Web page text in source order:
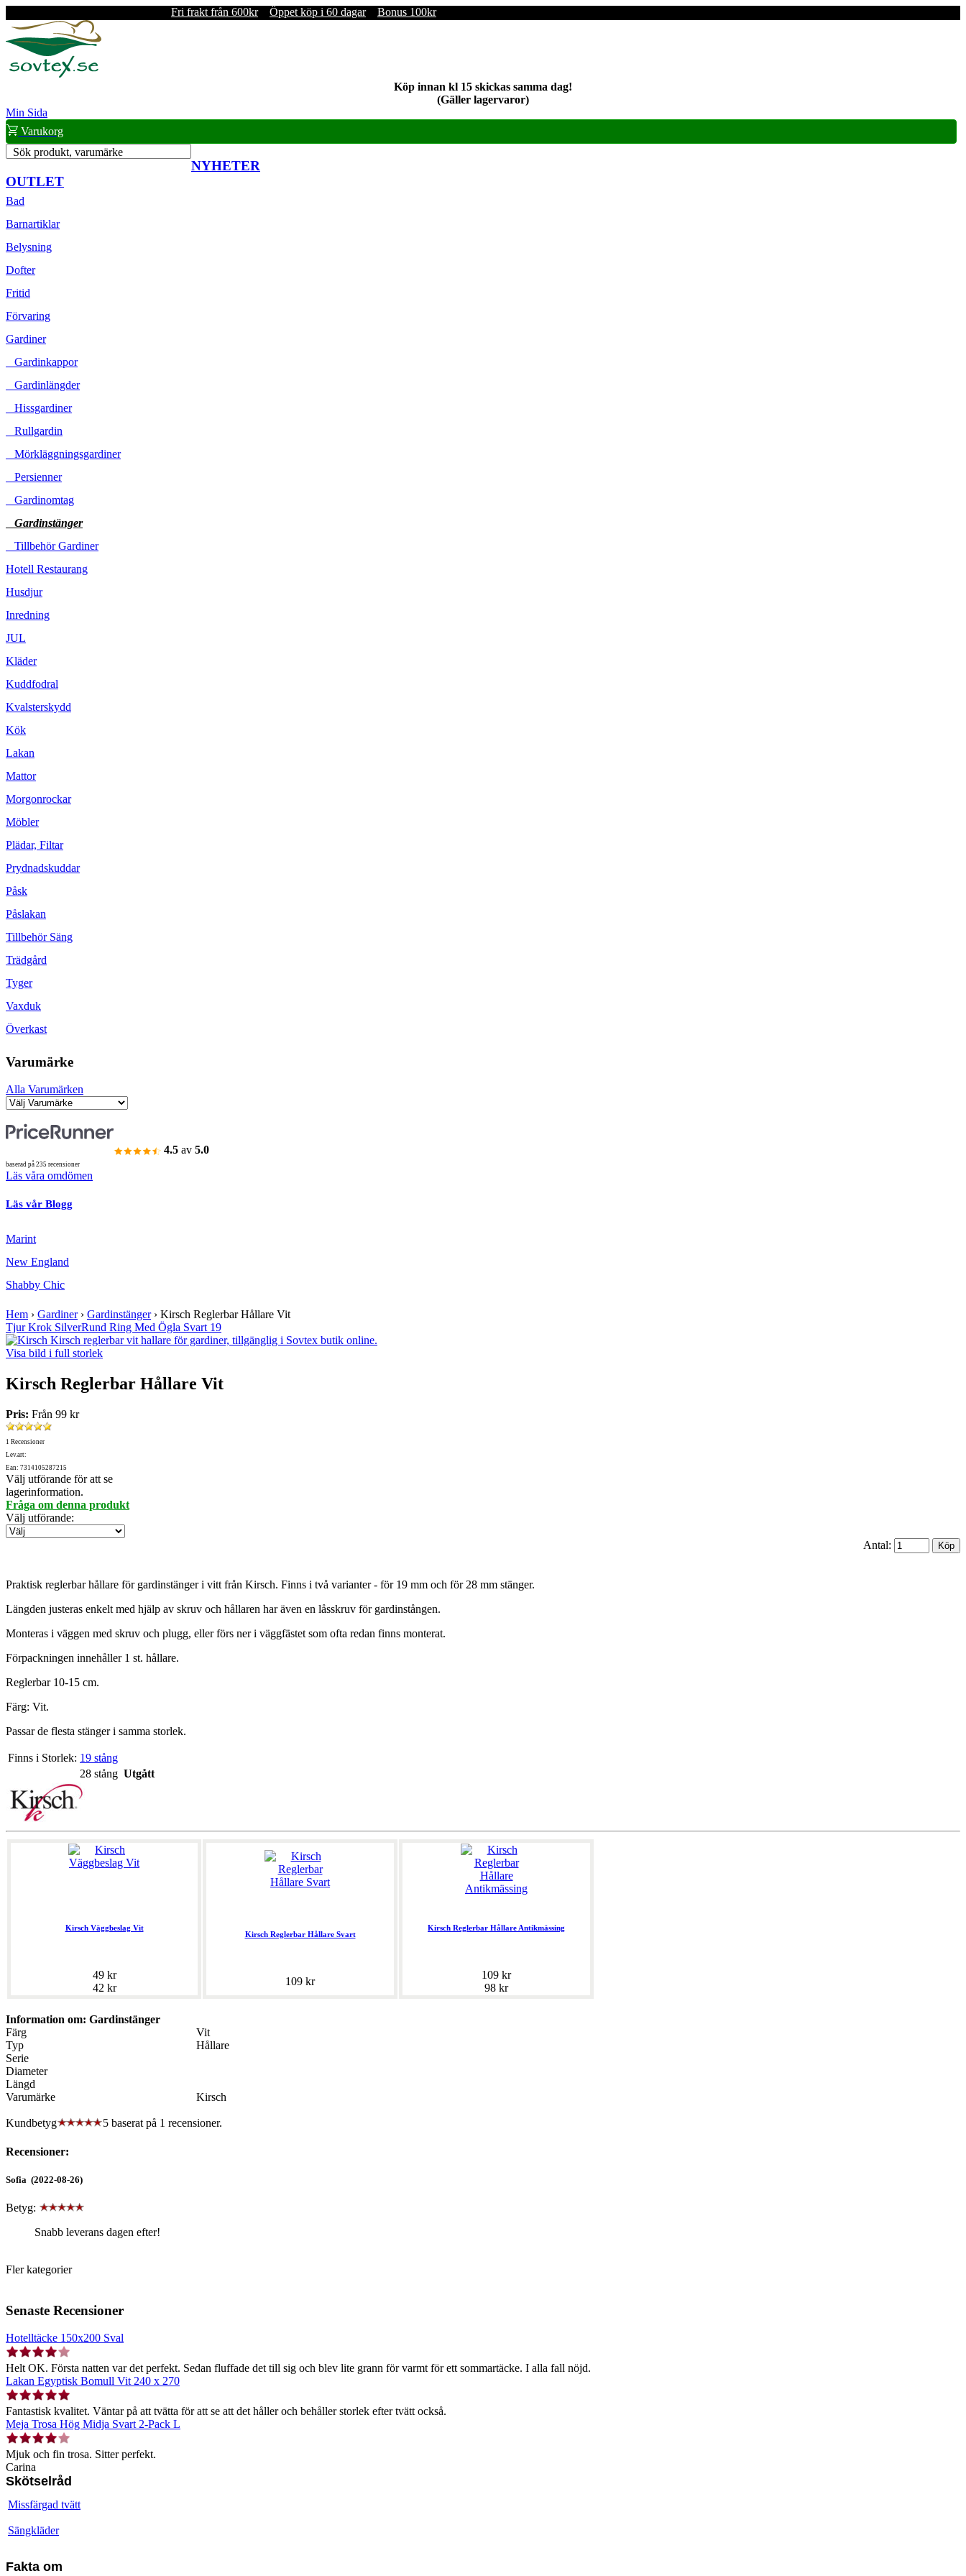
Fri frakt från 600kr Öppet köp i 60 dagar Bonus 100kr
Köp innan kl 15 skickas samma dag!
(Gäller lagervaror)
Min Sida
Varukorg
Sök produkt, varumärke
NYHETER
OUTLET
Bad
Barnartiklar
Belysning
Dofter
Fritid
Förvaring
Gardiner
Gardinkappor
Gardinlängder
Hissgardiner
Rullgardin
Mörkläggningsgardiner
Persienner
Gardinomtag
Gardinstänger
Tillbehör Gardiner
Hotell Restaurang
Husdjur
Inredning
JUL
Kläder
Kuddfodral
Kvalsterskydd
Kök
Lakan
Mattor
Morgonrockar
Möbler
Plädar, Filtar
Prydnadskuddar
Påsk
Påslakan
Tillbehör Säng
Trädgård
Tyger
Vaxduk
Överkast
Varumärke
Alla Varumärken
4.5 av 5.0
baserad på 235 recensioner
Läs våra omdömen
Läs vår Blogg
Marint
New England
Shabby Chic
Hem › Gardiner› Gardinstänger› Kirsch Reglerbar Hållare Vit
Tjur Krok SilverRund Ring Med Ögla Svart 19
Visa bild i full storlek
Kirsch Reglerbar Hållare Vit
Pris: Från 99 kr
1 Recensioner
Lev.art:
Ean: 7314105287215
Välj utförande för att se
lagerinformation.
Fråga om denna produkt
Välj utförande:
Antal:
Praktisk reglerbar hållare för gardinstänger i vitt från Kirsch. Finns i två varianter - för 19 mm och för 28 mm stänger.
Längden justeras enkelt med hjälp av skruv och hållaren har även en låsskruv för gardinstången.
Monteras i väggen med skruv och plugg, eller förs ner i väggfästet som ofta redan finns monterat.
Förpackningen innehåller 1 st. hållare.
Reglerbar 10-15 cm.
Färg: Vit.
Passar de flesta stänger i samma storlek.
Finns i Storlek: 19 stång
28 stång Utgått
Kirsch Väggbeslag Vit
49 kr
42 kr
Kirsch Reglerbar Hållare Svart
109 kr
Kirsch Reglerbar Hållare Antikmässing
109 kr
98 kr
Information om: Gardinstänger
Färg
Vit
Typ
Hållare
Serie
Diameter
Längd
Varumärke
Kirsch
Kundbetyg 5 baserat på 1 recensioner.
Recensioner:
Sofia (2022-08-26)
Betyg:
Snabb leverans dagen efter!
Fler kategorier
Senaste Recensioner
Hotelltäcke 150x200 Sval
Helt OK. Första natten var det perfekt. Sedan fluffade det till sig och blev lite grann för varmt för ett sommartäcke. I alla fall nöjd.
Lakan Egyptisk Bomull Vit 240 x 270
Fantastisk kvalitet. Väntar på att tvätta för att se att det håller och behåller storlek efter tvätt också.
Meja Trosa Hög Midja Svart 2-Pack L
Mjuk och fin trosa. Sitter perfekt.
Carina
Skötselråd
Missfärgad tvätt
Sängkläder
Fakta om